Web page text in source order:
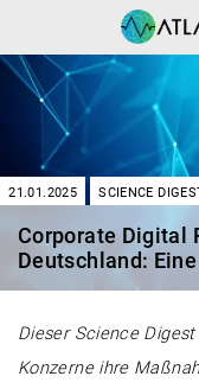
21.01.2025 SCIENCE
Corporate Digital
Deutschland:
Dieser Science
Konzerne ihre